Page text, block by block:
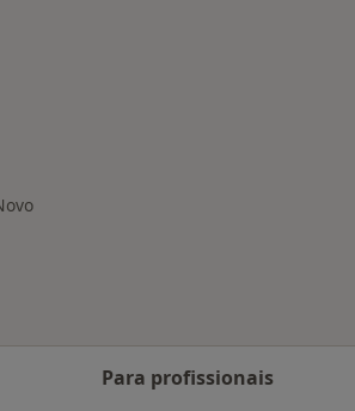
Para profissionais